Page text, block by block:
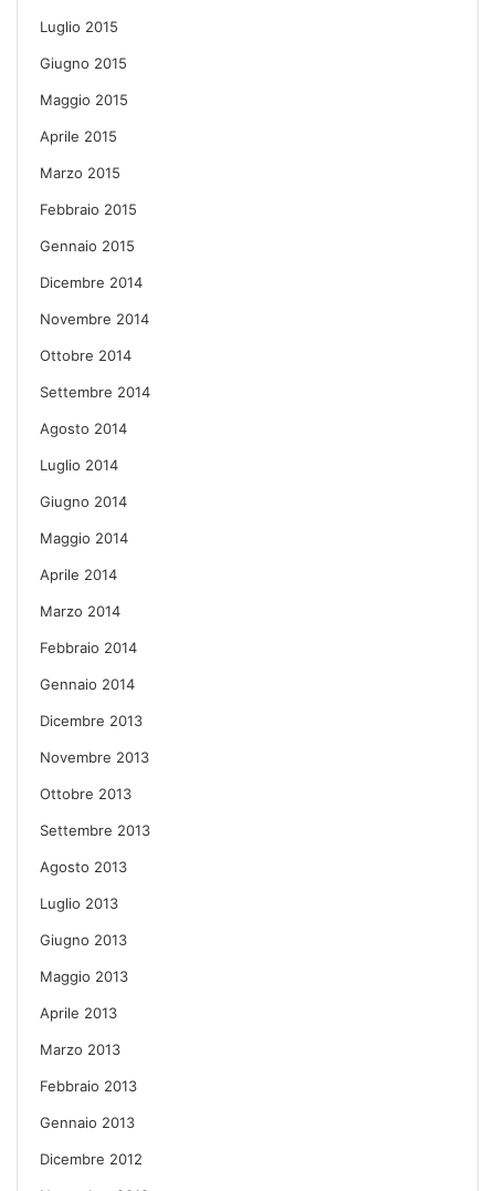
Luglio 2015
Giugno 2015
Maggio 2015
Aprile 2015
Marzo 2015
Febbraio 2015
Gennaio 2015
Dicembre 2014
Novembre 2014
Ottobre 2014
Settembre 2014
Agosto 2014
Luglio 2014
Giugno 2014
Maggio 2014
Aprile 2014
Marzo 2014
Febbraio 2014
Gennaio 2014
Dicembre 2013
Novembre 2013
Ottobre 2013
Settembre 2013
Agosto 2013
Luglio 2013
Giugno 2013
Maggio 2013
Aprile 2013
Marzo 2013
Febbraio 2013
Gennaio 2013
Dicembre 2012